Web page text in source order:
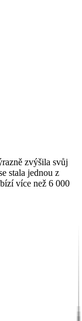
zvýšila svůj
stala jednou z
více než 6 000